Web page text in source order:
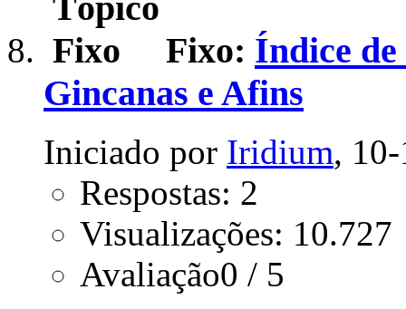
Fixo: Índice de
Gincanas e Afins
Iniciado por Iridium,
Respostas: 2
Visualizações: 10.727
Avaliação0 / 5